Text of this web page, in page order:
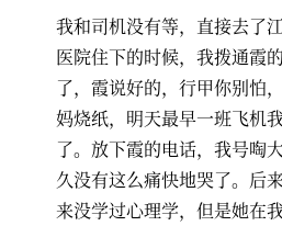
我和司机没有等，直接去了
医院住下的时候，我拨通霞
了，霞说好的，行甲你别怕
妈烧纸，明天最早一班飞机
了。放下霞的电话，我号啕
久没有这么痛快地哭了。后
来没学过心理学，但是她在